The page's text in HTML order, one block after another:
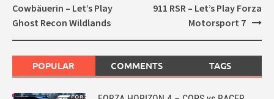
Cowbäuerin – Let’s Play
Ghost Recon Wildlands
911 RSR – Let’s Play Forza
Motorsport 7
POPULAR COMMENTS TAGS